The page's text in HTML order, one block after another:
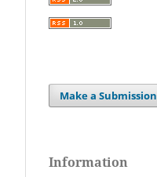
Make a Submission
Information